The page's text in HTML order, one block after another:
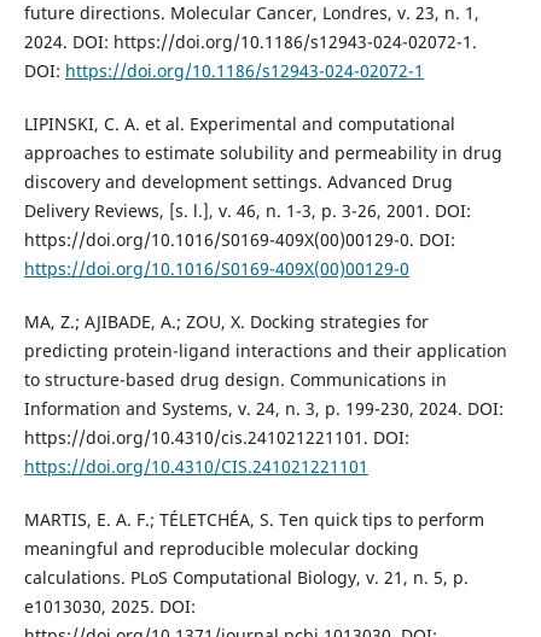
future directions. Molecular Cancer, Londres, v. 23, n. 1,
2024. DOI: https://doi.org/10.1186/s12943-024-02072-1.
DOI: https://doi.org/10.1186/s12943-024-02072-1
LIPINSKI, C. A. et al. Experimental and computational
approaches to estimate solubility and permeability in drug
discovery and development settings. Advanced Drug
Delivery Reviews, [s. l.], v. 46, n. 1-3, p. 3-26, 2001. DOI:
https://doi.org/10.1016/S0169-409X(00)00129-0. DOI:
https://doi.org/10.1016/S0169-409X(00)00129-0
MA, Z.; AJIBADE, A.; ZOU, X. Docking strategies for
predicting protein-ligand interactions and their application
to structure-based drug design. Communications in
Information and Systems, v. 24, n. 3, p. 199-230, 2024. DOI:
https://doi.org/10.4310/cis.241021221101. DOI:
https://doi.org/10.4310/CIS.241021221101
MARTIS, E. A. F.; TÉLETCHÉA, S. Ten quick tips to perform
meaningful and reproducible molecular docking
calculations. PLoS Computational Biology, v. 21, n. 5, p.
e1013030, 2025. DOI: